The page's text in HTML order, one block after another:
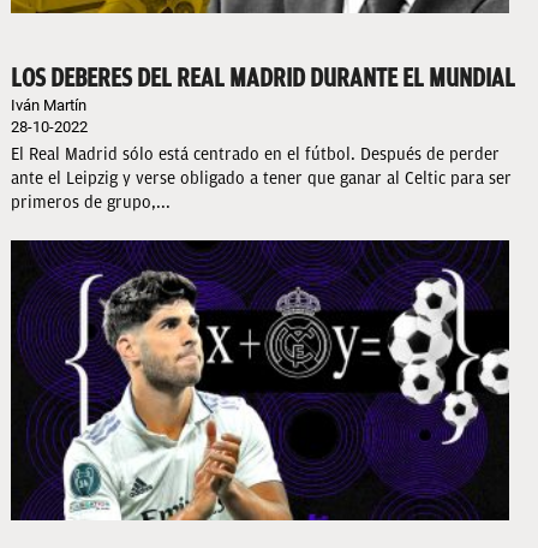
LOS DEBERES DEL REAL MADRID DURANTE EL MUNDIAL
Iván Martín
28-10-2022
El Real Madrid sólo está centrado en el fútbol. Después de perder
ante el Leipzig y verse obligado a tener que ganar al Celtic para ser
primeros de grupo,...